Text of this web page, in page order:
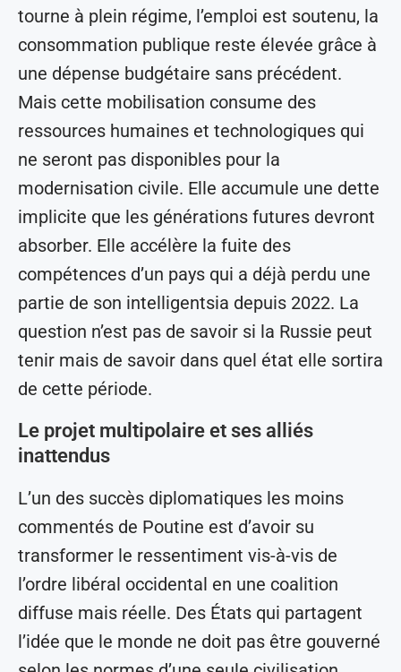
tourne à plein régime, l’emploi est soutenu, la
consommation publique reste élevée grâce à
une dépense budgétaire sans précédent.
Mais cette mobilisation consume des
ressources humaines et technologiques qui
ne seront pas disponibles pour la
modernisation civile. Elle accumule une dette
implicite que les générations futures devront
absorber. Elle accélère la fuite des
compétences d’un pays qui a déjà perdu une
partie de son intelligentsia depuis 2022. La
question n’est pas de savoir si la Russie peut
tenir mais de savoir dans quel état elle sortira
de cette période.
Le projet multipolaire et ses alliés
inattendus
L’un des succès diplomatiques les moins
commentés de Poutine est d’avoir su
transformer le ressentiment vis-à-vis de
l’ordre libéral occidental en une coalition
diffuse mais réelle. Des États qui partagent
l’idée que le monde ne doit pas être gouverné